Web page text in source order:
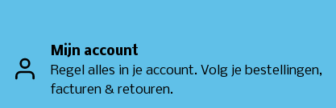
Mijn account
Regel alles in je account. Volg je bestellingen,
facturen & retouren.